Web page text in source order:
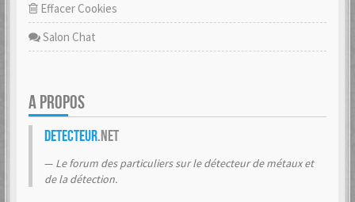
Effacer Cookies
Salon Chat
A PROPOS
Detecteur.net
Le forum des particuliers sur le détecteur de métaux et
de la détection.